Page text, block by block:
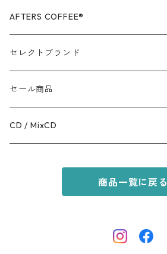
OUTER
TOPS
BOTTOMS
GOODS
AFTERS SPORT
AFTERS COFFEE®️
APPALEL / GOODS
COFFEE
セレクトブランド
MR.OLIVE
RACAL
セール商品
OUTER
CD / MixCD
商品一覧に戻る